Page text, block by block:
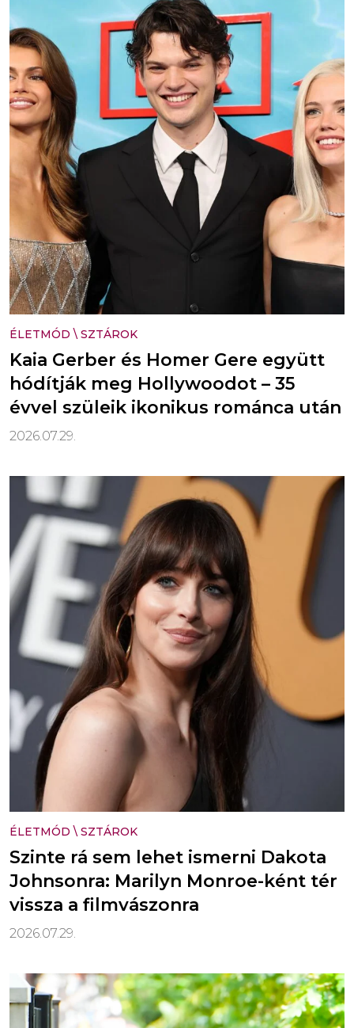
ÉLETMÓD \ SZTÁROK
Kaia Gerber és Homer Gere együtt
hódítják meg Hollywoodot – 35
évvel szüleik ikonikus románca után
2026.07.29.
ÉLETMÓD \ SZTÁROK
Szinte rá sem lehet ismerni Dakota
Johnsonra: Marilyn Monroe-ként tér
vissza a filmvászonra
2026.07.29.